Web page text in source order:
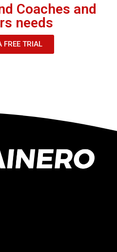
Coaches and
needs
FREE TRIAL